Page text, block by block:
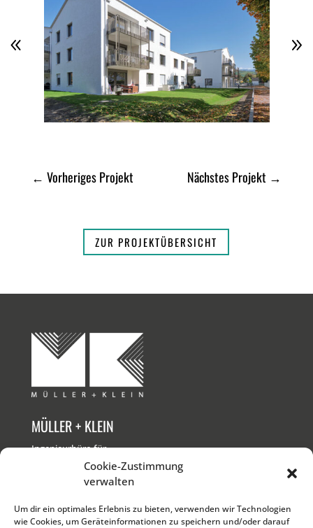
Cookie-Zustimmung
verwalten
Um dir ein optimales Erlebnis zu bieten, verwenden wir Technologien
wie Cookies, um Geräteinformationen zu speichern und/oder darauf
← Vorheriges Projekt Nächstes Projekt →
ZUR PROJEKTÜBERSICHT
MÜLLER + KLEIN
Ingenieurbüro für
Bauwesen GmbH
T +49 761 611 00 0